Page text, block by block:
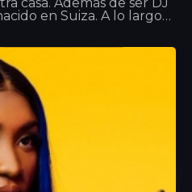
en Suiza. A lo largo
ha convertido en un
en Tropics!